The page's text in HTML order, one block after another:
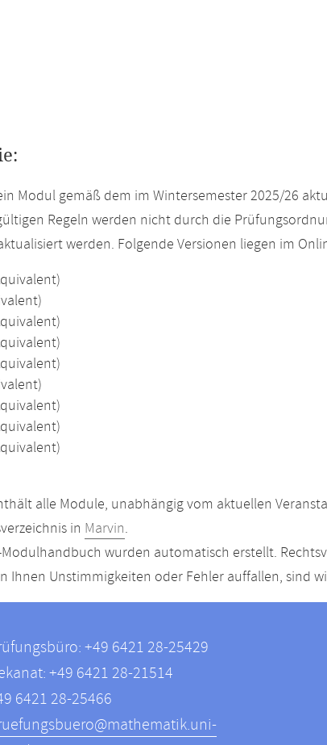
Modul gemäß dem im Wintersemester 2025/26
Regeln werden nicht durch die
werden. Folgende Versionen liegen im
alle Module, unabhängig vom aktuellen
in Marvin.
wurden automatisch erstellt.
Ihnen Unstimmigkeiten oder Fehler auffallen, sind
+49 6421 28-25429
+49 6421 28-21514
6421 28-25466